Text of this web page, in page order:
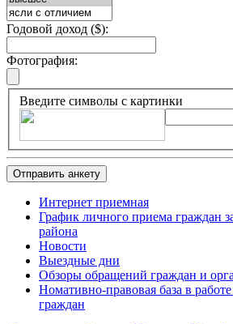
Годовой доход ($):
Фотография:
Введите символы с картинки
Отправить анкету
Интернет приемная
График личного приема граждан
района
Новости
Выездные дни
Обзоры обращений граждан и
Номативно-правовая база в
граждан